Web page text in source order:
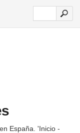
España. 'Inicio -